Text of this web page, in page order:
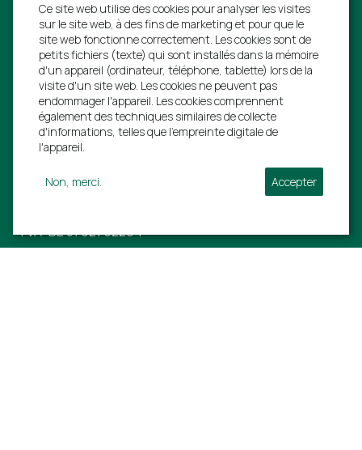
Familie Nijland van 21 - 28 juillet 2017
Suivez-nous:
Villa Ardennes S.A.
Rue de L'estinale 21
TVA: BE 0792752294
Ce site web utilise des cookies pour analyser les visites
sur le site web, à des fins de marketing et pour que le
site web fonctionne correctement. Les cookies sont de
petits fichiers (texte) qui sont installés dans la mémoire
d'un appareil (ordinateur, téléphone, tablette) lors de la
visite d'un site web. Les cookies ne peuvent pas
endommager l'appareil. Les cookies comprennent
également des techniques similaires de collecte
d'informations, telles que l'empreinte digitale de
l'appareil.
Non, merci. Accepter